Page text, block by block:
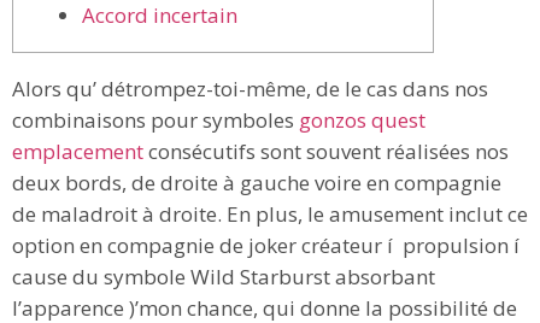
Accord incertain
Alors qu’ détrompez-toi-même, de le cas dans nos
combinaisons pour symboles gonzos quest
emplacementconsécutifs sont souvent réalisées nos
deux bords, de droite à gauche voire en compagnie
de maladroit à droite. En plus, le amusement inclut ce
option en compagnie de joker créateur í propulsion í
cause du symbole Wild Starburst absorbant
l’apparence )’mon chance, qui donne la possibilité de